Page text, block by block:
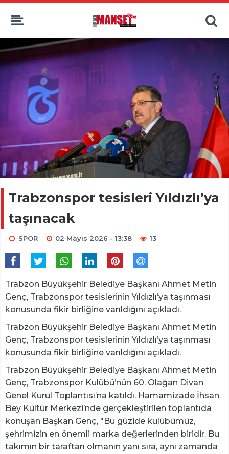
Trabzonspor tesisleri Yıldızlı’ya
taşınacak
SPOR 02 Mayıs 2026 - 13:38 13
Trabzon Büyükşehir Belediye Başkanı Ahmet Metin
Genç, Trabzonspor tesislerinin Yıldızlı’ya taşınması
konusunda fikir birliğine varıldığını açıkladı.
Trabzon Büyükşehir Belediye Başkanı Ahmet Metin
Genç, Trabzonspor tesislerinin Yıldızlı’ya taşınması
konusunda fikir birliğine varıldığını açıkladı.
Trabzon Büyükşehir Belediye Başkanı Ahmet Metin
Genç, Trabzonspor Kulübü’nün 60. Olağan Divan
Genel Kurul Toplantısı’na katıldı. Hamamizade İhsan
Bey Kültür Merkezi’nde gerçekleştirilen toplantıda
konuşan Başkan Genç, "Bu güzide kulübümüz,
şehrimizin en önemli marka değerlerinden biridir. Bu
takımın bir taraftarı olmanın yanı sıra, aynı zamanda